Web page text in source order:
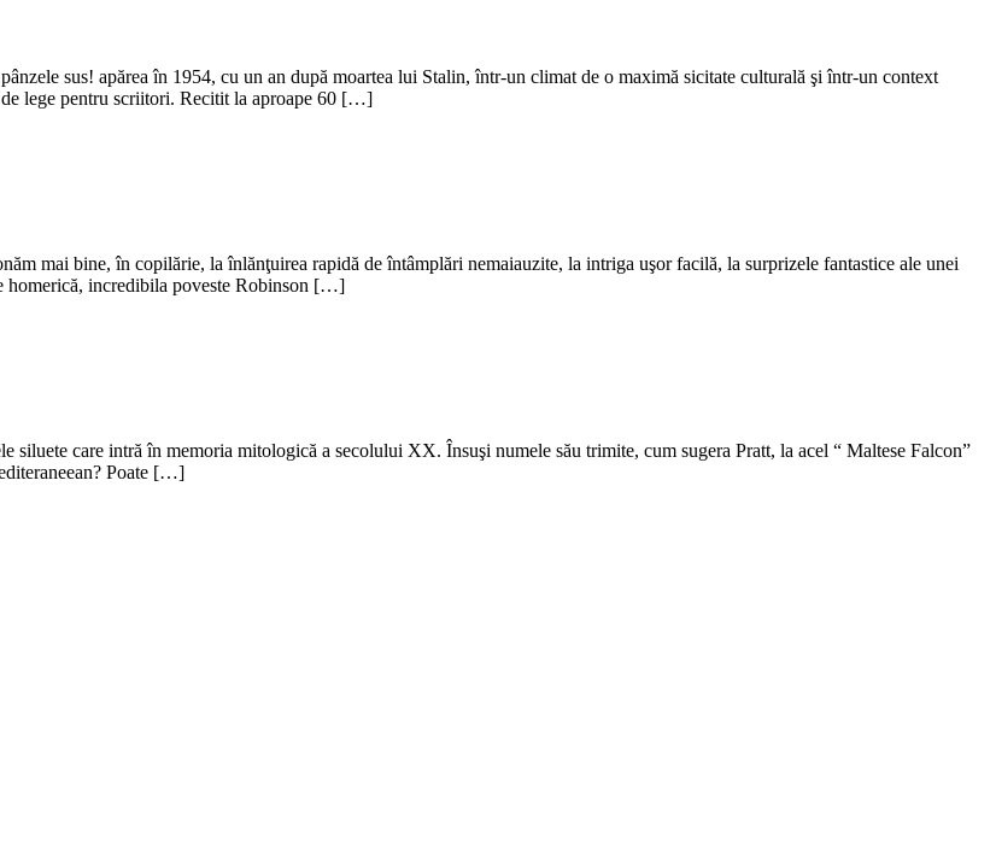
sus! apărea în 1954, cu un an după moartea lui Stalin, într-un climat de o maximă sicitate culturală şi într-un context
lege pentru scriitori. Recitit la aproape 60 […]
mai bine, în copilărie, la înlănţuirea rapidă de întâmplări nemaiauzite, la intriga uşor facilă, la surprizele fantastice ale unei
homerică, incredibila poveste Robinson […]
siluete care intră în memoria mitologică a secolului XX. Însuşi numele său trimite, cum sugera Pratt, la acel “ Maltese Falcon”
Poate […]